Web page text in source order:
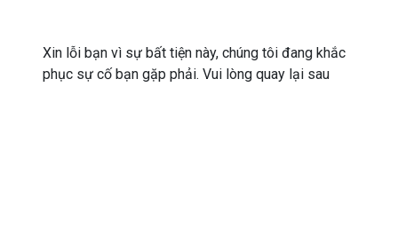
Xin lỗi bạn vì sự bất tiện này, chúng tôi đang khắc
phục sự cố bạn gặp phải. Vui lòng quay lại sau